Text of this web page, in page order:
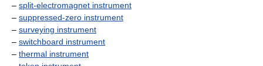
– split-electromagnet instrument
– suppressed-zero instrument
– surveying instrument
– switchboard instrument
– thermal instrument